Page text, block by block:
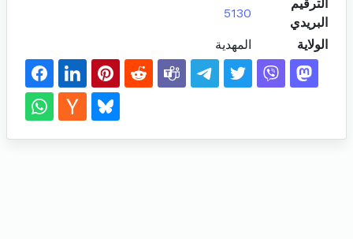
الترقيم
البريدي
5130
الولاية المهدية